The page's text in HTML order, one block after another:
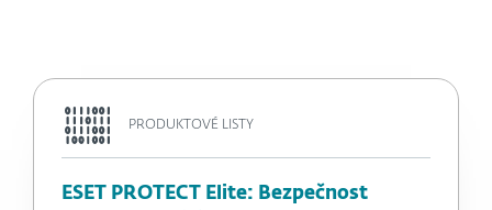
PRODUKTOVÉ LISTY
ESET PROTECT Elite: Bezpečnost